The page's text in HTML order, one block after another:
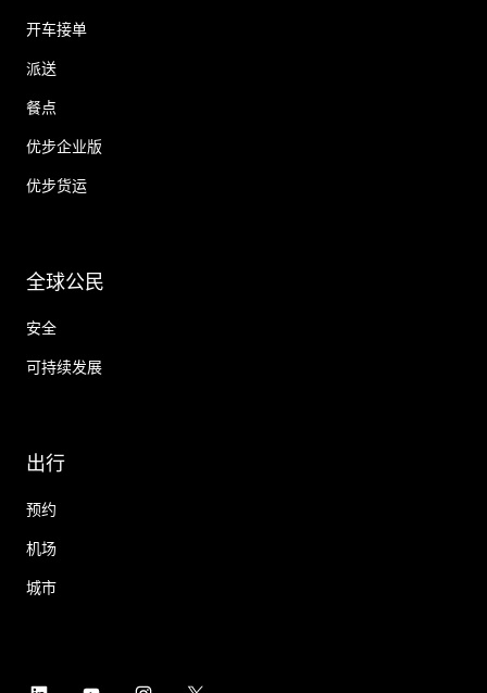
开车接单
派送
餐点
优步企业版
优步货运
全球公民
安全
可持续发展
出行
预约
机场
城市